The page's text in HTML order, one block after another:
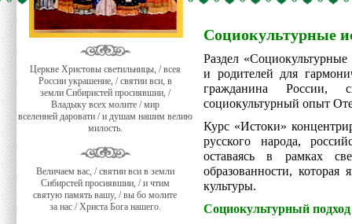
Церкве Христовы светильницы, / всея
России украшение, / святии вси, в
земли Сибиристей просиявшии, /
Владыку всех молите / мир
вселенней даровати / и душам нашим велию
милость.
Величаем вас, / святии вси в земли
Сибирстей просиявшии, / и чтим
святую память вашу, / вы бо молите
за нас / Христа Бога нашего.
Социокультурные
Раздел
и родителей для
гражданина России,
социокультурный опыт
Курс «Истоки»
русского народа,
оставаясь в рамках
образованности, которая
культуры.
Социокультурный